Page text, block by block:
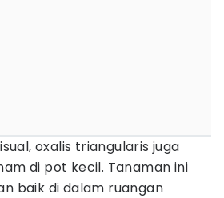
oxalis triangularis juga
di pot kecil. Tanaman ini
baik di dalam ruangan